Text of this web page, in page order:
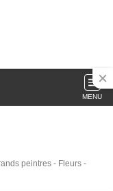
MENU
peintres - Fleurs -